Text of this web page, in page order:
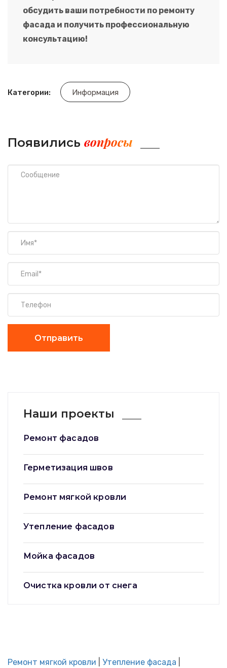
обсудить ваши потребности по ремонту
фасада и получить профессиональную
консультацию!
Категории: Информация
Появились вопросы
Отправить
Наши проекты
Ремонт фасадов
Герметизация швов
Ремонт мягкой кровли
Утепление фасадов
Мойка фасадов
Очистка кровли от снега
Ремонт мягкой кровли Утепление фасада